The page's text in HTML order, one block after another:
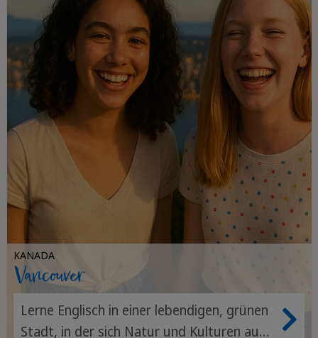
KANADA
Vancouver
Lerne Englisch in einer lebendigen, grünen
Stadt, in der sich Natur und Kulturen aus